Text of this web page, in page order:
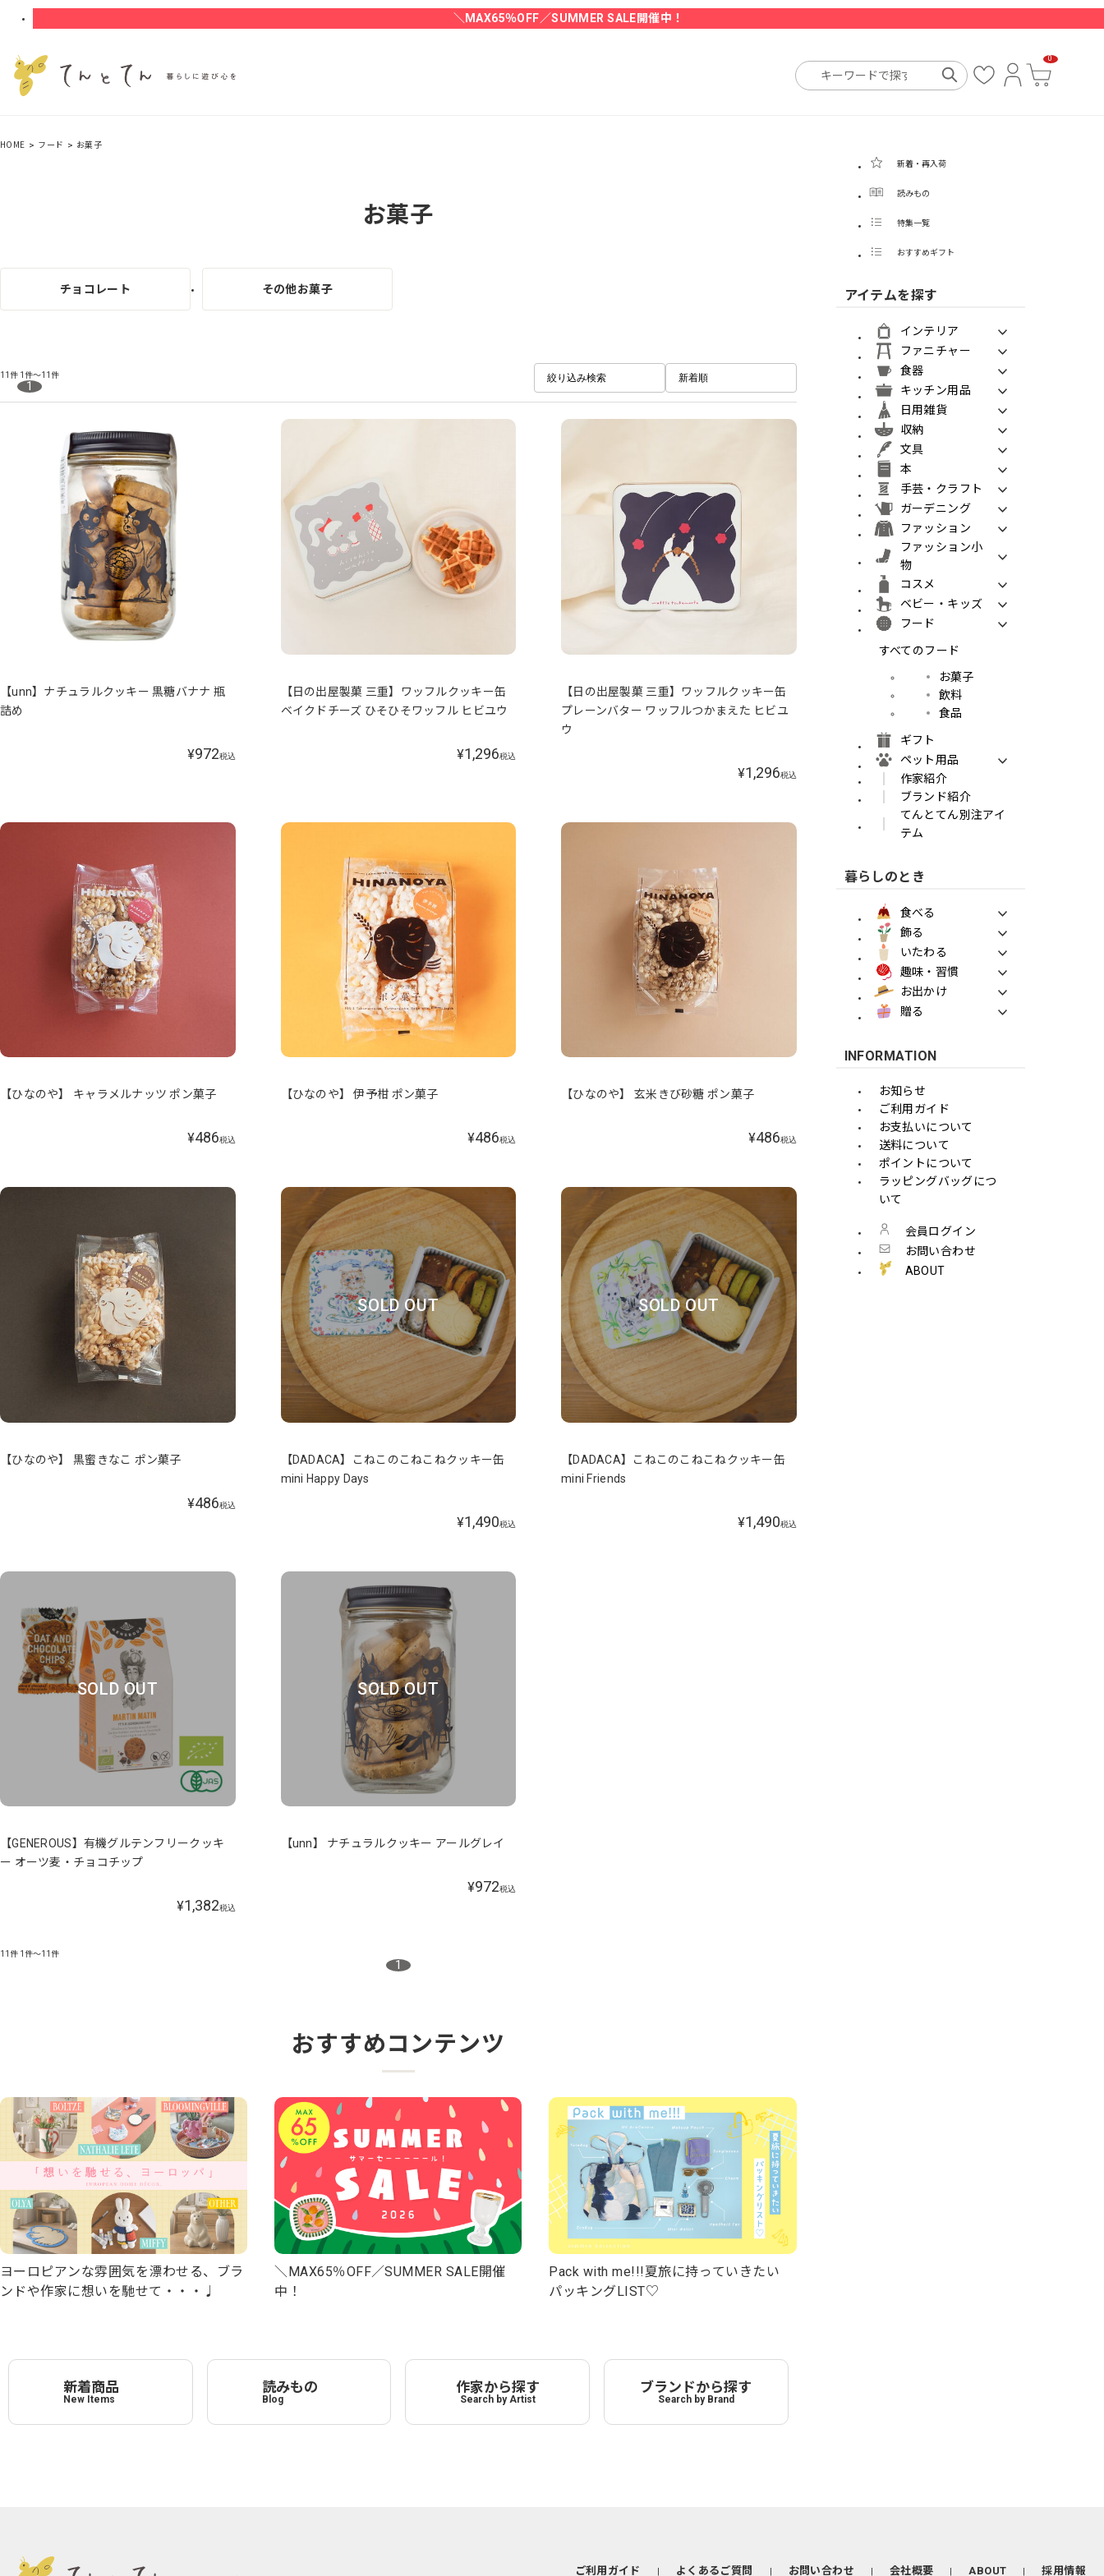
＼MAX65％OFF／SUMMER SALE開催中！
0
HOME フード お菓子
お菓子
チョコレート その他お菓子
11件 1件～11件
1
絞り込み検索 新着順
【unn】ナチュラルクッキー 黒糖バナナ 瓶
詰め
¥972税込
【日の出屋製菓 三重】ワッフルクッキー缶
ベイクドチーズ ひそひそワッフル ヒビユウ
¥1,296税込
【日の出屋製菓 三重】ワッフルクッキー缶
プレーンバター ワッフルつかまえた ヒビユ
ウ
¥1,296税込
【ひなのや】 キャラメルナッツ ポン菓子
¥486税込
【ひなのや】 伊予柑 ポン菓子
¥486税込
【ひなのや】 玄米きび砂糖 ポン菓子
¥486税込
【ひなのや】 黒蜜きなこ ポン菓子
¥486税込
SOLD OUT
【DADACA】こねこのこねこねクッキー缶
mini Happy Days
¥1,490税込
SOLD OUT
【DADACA】こねこのこねこねクッキー缶
mini Friends
¥1,490税込
SOLD OUT
【GENEROUS】有機グルテンフリークッキ
ー オーツ麦・チョコチップ
¥1,382税込
SOLD OUT
【unn】 ナチュラルクッキー アールグレイ
¥972税込
11件 1件～11件
1
おすすめコンテンツ
ヨーロピアンな雰囲気を漂わせる、ブラ
ンドや作家に想いを馳せて・・・♩
＼MAX65％OFF／SUMMER SALE開催
中！
Pack with me!!!夏旅に持っていきたい
パッキングLIST♡
新着商品
New Items
読みもの
Blog
作家から探す
Search by Artist
ブランドから探す
Search by Brand
新着・再入荷
読みもの
特集一覧
おすすめギフト
アイテムを探す
インテリア
ファニチャー
食器
キッチン用品
日用雑貨
収納
文具
本
手芸・クラフト
ガーデニング
ファッション
ファッション小
物
コスメ
ベビー・キッズ
フード
すべてのフード
お菓子
飲料
食品
ギフト
ペット用品
作家紹介
ブランド紹介
てんとてん別注アイ
テム
暮らしのとき
食べる
飾る
いたわる
趣味・習慣
お出かけ
贈る
INFORMATION
お知らせ
ご利用ガイド
お支払いについて
送料について
ポイントについて
ラッピングバッグにつ
いて
会員ログイン
お問い合わせ
ABOUT
ご利用ガイド よくあるご質問 お問い合わせ 会社概要 ABOUT 採用情報